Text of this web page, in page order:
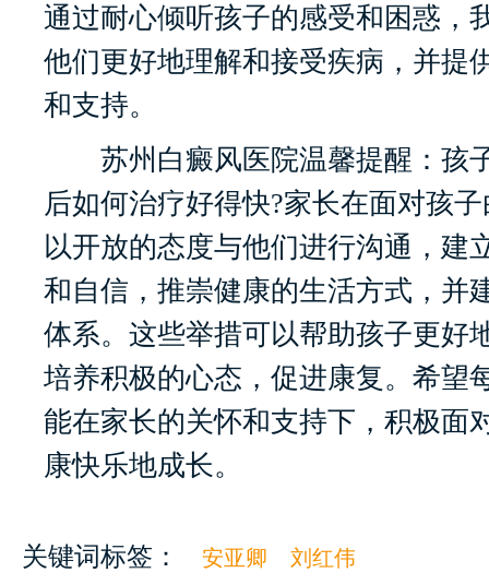
通过耐心倾听孩子的感受和困惑，
他们更好地理解和接受疾病，并提
和支持。
苏州白癜风医院温馨提醒：孩
后如何治疗好得快?家长在面对孩
以开放的态度与他们进行沟通，建
和自信，推崇健康的生活方式，并
体系。这些举措可以帮助孩子更好
培养积极的心态，促进康复。希望
能在家长的关怀和支持下，积极面
康快乐地成长。
关键词标签： 安亚卿 刘红伟